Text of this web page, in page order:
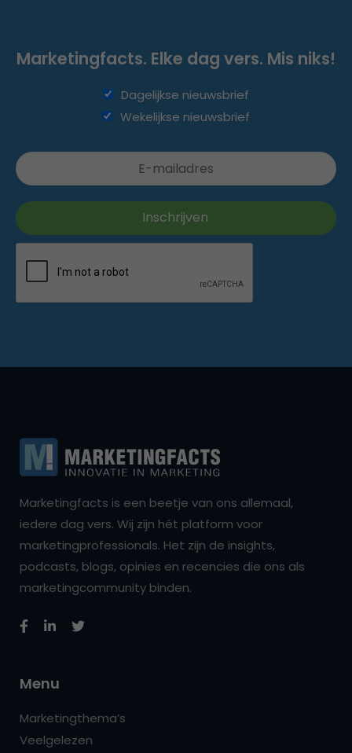
Marketingfacts. Elke dag vers. Mis niks!
Dagelijkse nieuwsbrief
Wekelijkse nieuwsbrief
Marketingfacts is een beetje van ons allemaal,
iedere dag vers. Wij zijn hét platform voor
marketingprofessionals. Het zijn de insights,
podcasts, blogs, opinies en recencies die ons als
marketingcommunity binden.
Menu
Marketingthema’s
Veelgelezen